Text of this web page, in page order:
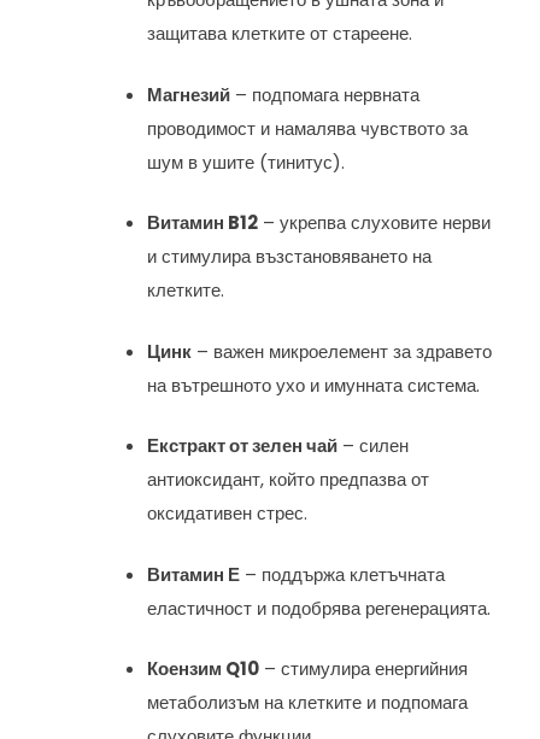
защитава клетките от стареене.
Магнезий – подпомага нервната
проводимост и намалява чувството за
шум в ушите (тинитус).
Витамин B12 – укрепва слуховите нерви
и стимулира възстановяването на
клетките.
Цинк – важен микроелемент за здравето
на вътрешното ухо и имунната система.
Екстракт от зелен чай – силен
антиоксидант, който предпазва от
оксидативен стрес.
Витамин Е – поддържа клетъчната
еластичност и подобрява регенерацията.
Коензим Q10 – стимулира енергийния
метаболизъм на клетките и подпомага